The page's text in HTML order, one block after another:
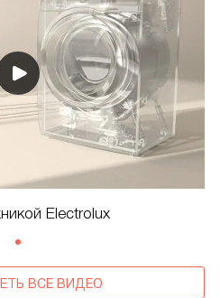
Electrolux
ВСЕ ВИДЕО